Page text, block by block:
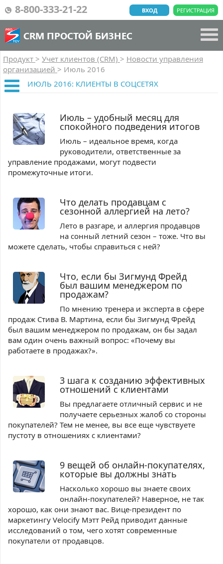
8-800-333-21-22 РЕГИСТРАЦИЯ
ВХОД
CRM ПРОСТОЙ БИЗНЕС
Продукт > Учет клиентов (CRM) > Новости управления
организацией > Июль 2016
ИЮЛЬ 2016: КЛИЕНТЫ В СОЦСЕТЯХ
Июль – удобный месяц для
спокойного подведения итогов
Июль – идеальное время, когда
руководители, ответственные за
управление продажами, могут подвести
промежуточные итоги.
Что делать продавцам с
сезонной аллергией на лето?
Лето в разгаре, и аллергия продавцов
на сонный летний сезон – тоже. Что вы
можете сделать, чтобы справиться с ней?
Что, если бы Зигмунд Фрейд
был вашим менеджером по
продажам?
По мнению тренера и эксперта в сфере
продаж Стива В. Мартина, если бы Зигмунд Фрейд
был вашим менеджером по продажам, он бы задал
вам один очень важный вопрос: «Почему вы
работаете в продажах?».
3 шага к созданию эффективных
отношений с клиентами
Вы предлагаете отличный сервис и не
получаете серьезных жалоб со стороны
покупателей? Тем не менее, вы все еще чувствуете
пустоту в отношениях с клиентами?
9 вещей об онлайн-покупателях,
которые вы должны знать
Насколько хорошо вы знаете своих
онлайн-покупателей? Наверное, не так
хорошо, как они знают вас. Вице-президент по
маркетингу Velocify Мэтт Рейд приводит данные
исследований о том, чего хотят современные
покупатели от продавцов.